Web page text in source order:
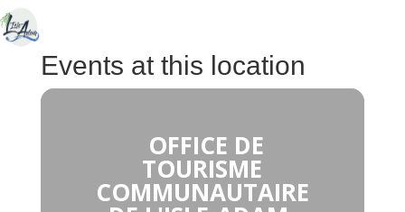
Events at this location
OFFICE DE
TOURISME
COMMUNAUTAIRE